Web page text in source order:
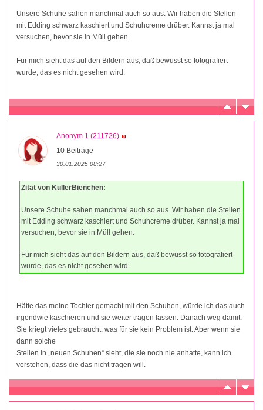
Unsere Schuhe sahen manchmal auch so aus. Wir haben die Stellen
mit Edding schwarz kaschiert und Schuhcreme drüber. Kannst ja mal
versuchen, bevor sie in Müll gehen.
Für mich sieht das auf den Bildern aus, daß bewusst so fotografiert
wurde, das es nicht gesehen wird.
Anonym 1 (211726)
10 Beiträge
30.01.2025 08:27
Zitat von KullerBienchen:
Unsere Schuhe sahen manchmal auch so aus. Wir haben die Stellen
mit Edding schwarz kaschiert und Schuhcreme drüber. Kannst ja mal
versuchen, bevor sie in Müll gehen.
Für mich sieht das auf den Bildern aus, daß bewusst so fotografiert
wurde, das es nicht gesehen wird.
Hätte das meine Tochter gemacht mit den Schuhen, würde ich das auch
irgendwie kaschieren und sie weiter tragen lassen. Danach weg damit.
Sie kriegt vieles gebraucht, was für sie kein Problem ist. Aber wenn sie
dann solche
Stellen in „neuen Schuhen“ sieht, die sie noch nie anhatte, kann ich
verstehen, dass die das nicht tragen will.